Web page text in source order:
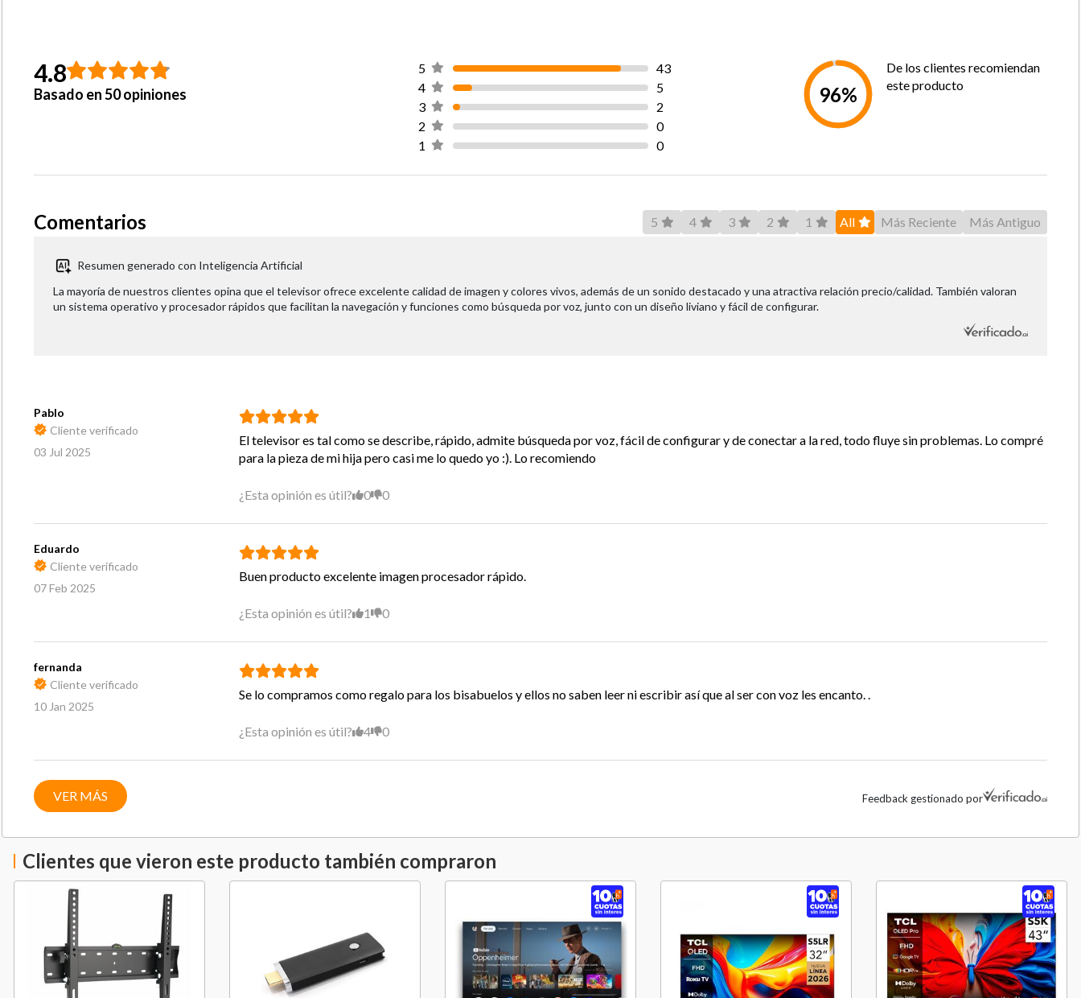
Nº Puertos USB
Número de USB Tipo C
Altavoces 2 × 8 W + Speaker 10 W
Modo Ahorro Energía Si
Alto 43.7 cm
Peso
4.8
Basado en 50 opiniones
1 0
2 0
3 2
4 5
5 43
96%
De los clientes recomiendan
este producto
Comentarios 5 4 3 2 1 All Más Reciente Más Antiguo
Resumen generado con Inteligencia Artificial
La mayoría de nuestros clientes opina que el televisor ofrece excelente calidad de imagen y colores vivos, además de un sonido destacado y una atractiva relación precio/calidad. También valoran
un sistema operativo y procesador rápidos que facilitan la navegación y funciones como búsqueda por voz, junto con un diseño liviano y fácil de configurar.
Pablo
Cliente verificado
03 Jul 2025
El televisor es tal como se describe, rápido, admite búsqueda por voz, fácil de configurar y de conectar a la red, todo fluye sin problemas. Lo compré
para la pieza de mi hija pero casi me lo quedo yo :). Lo recomiendo
¿Esta opinión es útil? 0 0
Eduardo
Cliente verificado
07 Feb 2025
Buen producto excelente imagen procesador rápido.
¿Esta opinión es útil? 1 0
fernanda
Cliente verificado
10 Jan 2025
Se lo compramos como regalo para los bisabuelos y ellos no saben leer ni escribir así que al ser con voz les encanto. .
¿Esta opinión es útil? 4 0
VER MÁS Feedback gestionado por
Clientes que vieron este producto también compraron